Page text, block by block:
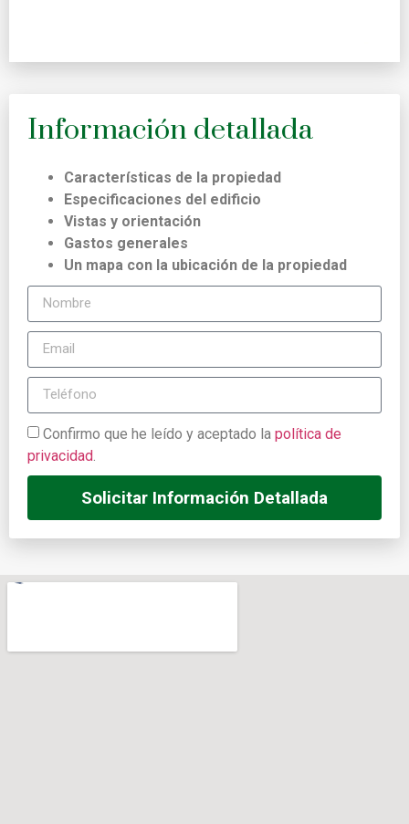
Información detallada
Características de la propiedad
Especificaciones del edificio
Vistas y orientación
Gastos generales
Un mapa con la ubicación de la propiedad
Confirmo que he leído y aceptado la política de
privacidad
Solicitar Información Detallada